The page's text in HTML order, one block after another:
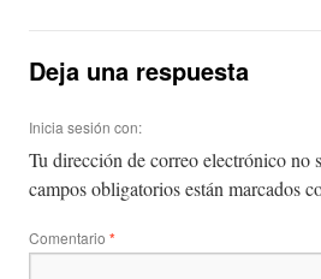
Deja una respuesta
Inicia sesión con:
Tu dirección de correo electrónico no
campos obligatorios están marcados
Comentario *